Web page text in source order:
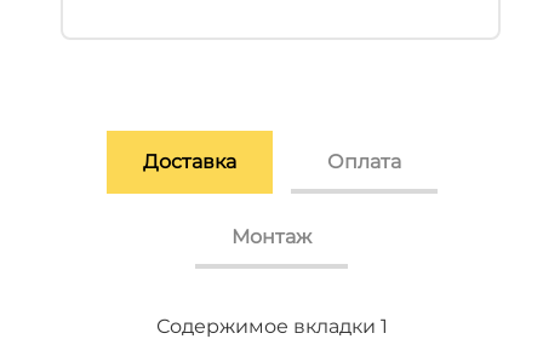
Доставка Оплата
Монтаж
Содержимое вкладки 1
Содержимое вкладки 2
Содержимое вкладки 3